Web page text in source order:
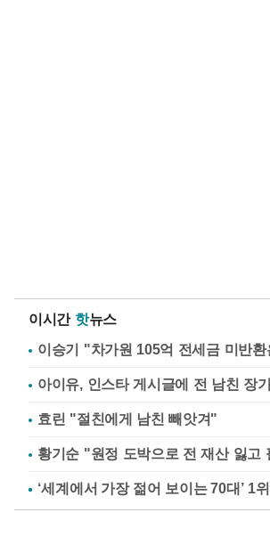
이시간 핫뉴스
이승기 "차가원 105억 전세금 미반
아이유, 인스타 게시글에 전 남친 장
효린 "절친에게 남친 빼앗겨"
황기순 "원정 도박으로 전 재산 잃고